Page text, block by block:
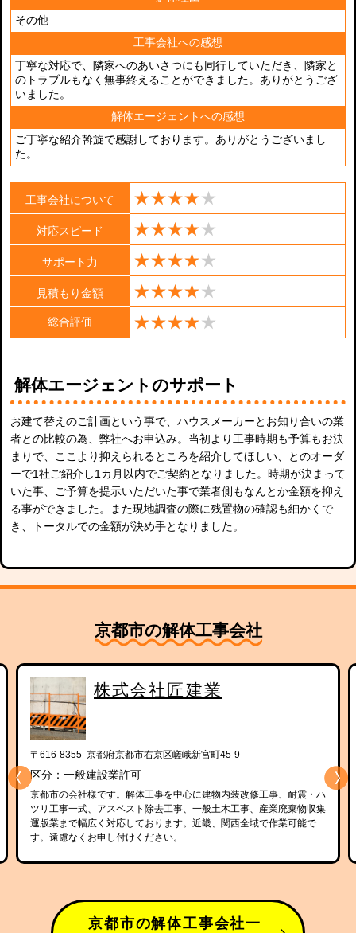
その他
工事会社への感想
丁寧な対応で、隣家へのあいさつにも同行していただき、隣家と
のトラブルもなく無事終えることができました。ありがとうござ
いました。
解体エージェントへの感想
ご丁寧な紹介斡旋で感謝しております。ありがとうございまし
た。
工事会社について
対応スピード
サポート力
見積もり金額
総合評価
解体エージェントのサポート
お建て替えのご計画という事で、ハウスメーカーとお知り合いの業
者との比較の為、弊社へお申込み。当初より工事時期も予算もお決
まりで、ここより抑えられるところを紹介してほしい、とのオーダ
ーで1社ご紹介し1カ月以内でご契約となりました。時期が決まって
いた事、ご予算を提示いただいた事で業者側もなんとか金額を抑え
る事ができました。また現地調査の際に残置物の確認も細かくで
き、トータルでの金額が決め手となりました。
京都市の解体工事会社
建業
峨新宮町45-9
心に建物内装改修工事、耐震・ハ
、一般土木工事、産業廃棄物収集
。近畿、関西全域で作業可能で
〒601-8188 京都府京都市南区上鳥羽
京都府京都市を拠点とする会社様で
メインとして、ビル・マンション・
おります。迅速かつ丁寧な施工を心
京都市の解体工事会社一